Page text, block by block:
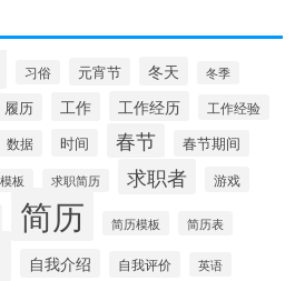
习俗 元宵节 冬天 冬季
履历 工作 工作经历
工作经验
数据 时间 春节 春节期间
模板 求职简历 求职者 游戏
简历 简历模板 简历表
自我介绍 自我评价 英语